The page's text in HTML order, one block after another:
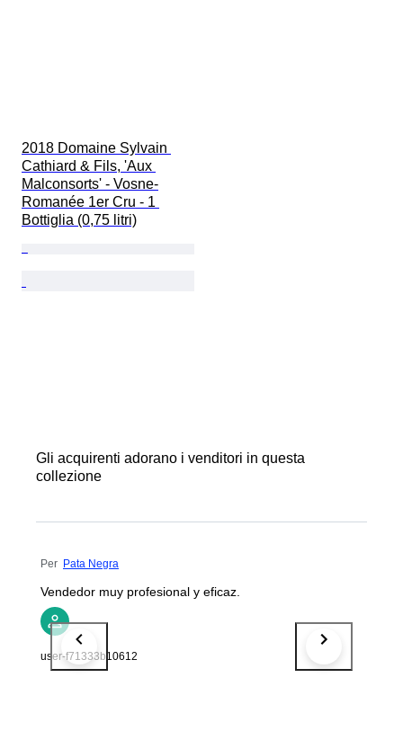
2018 Domaine Sylvain
Cathiard & Fils, 'Aux
Malconsorts' - Vosne-
Romanée 1er Cru - 1
Bottiglia (0,75 litri)
Gli acquirenti adorano i venditori in questa
collezione
Per Pata Negra
Vendedor muy profesional y eficaz.
user-f71333b10612